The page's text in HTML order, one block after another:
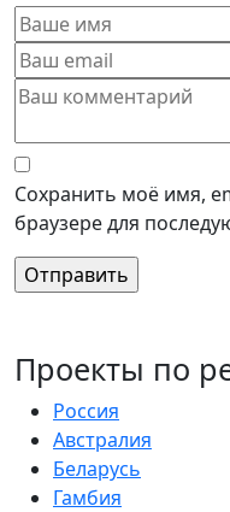
Сохранить моё имя,
браузере для
Проекты по
Россия
Австралия
Беларусь
Гамбия